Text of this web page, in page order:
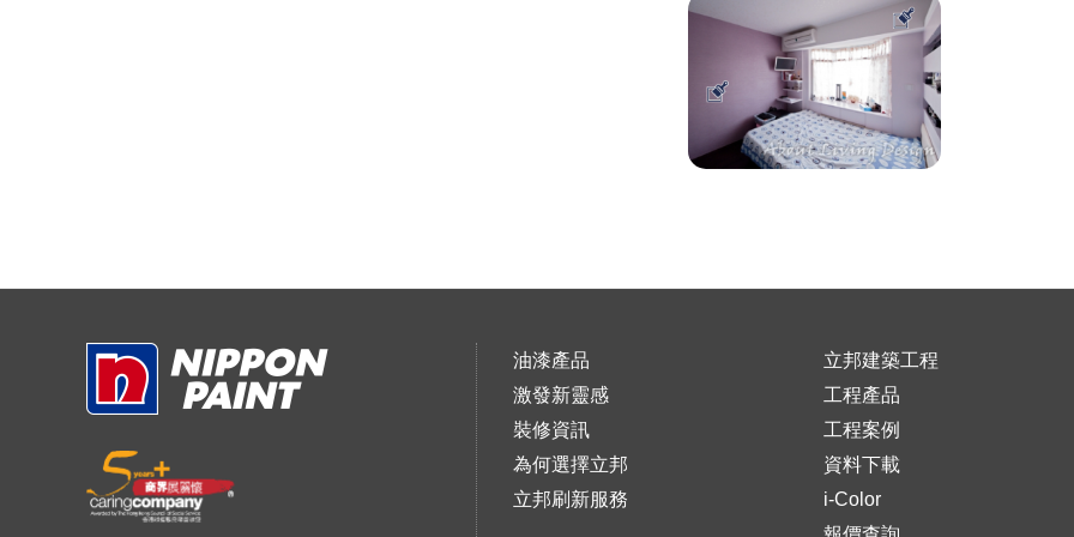
油漆產品
激發新靈感
裝修資訊
為何選擇立邦
立邦刷新服務
立邦建築工程
工程產品
工程案例
資料下載
i-Color